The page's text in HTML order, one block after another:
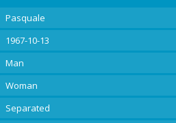
Pasquale
1967-10-13
Man
Woman
Separated